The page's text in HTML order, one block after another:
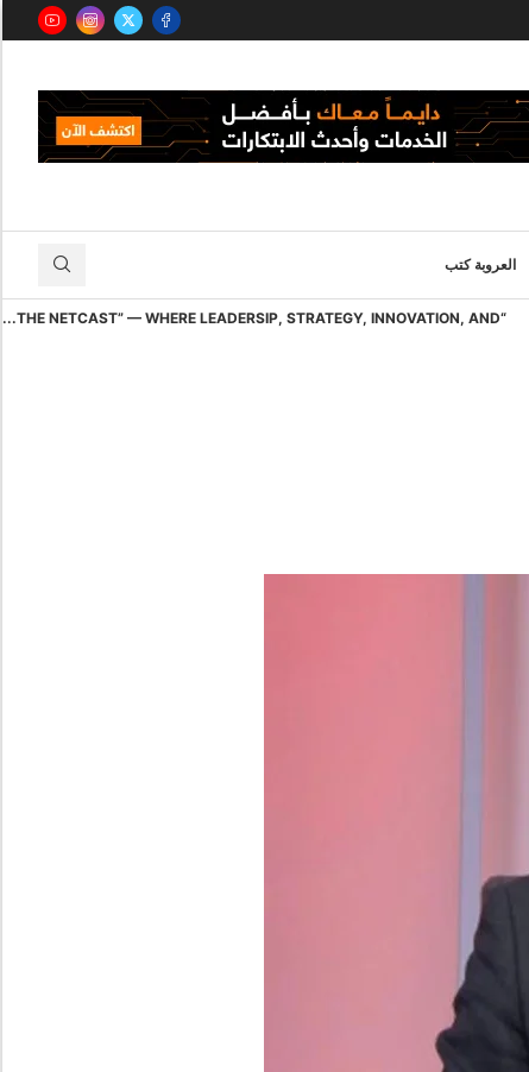
العروبة كتب
“THE NETCAST” — WHERE LEADERSIP, STRATEGY, INNOVATION, AND...